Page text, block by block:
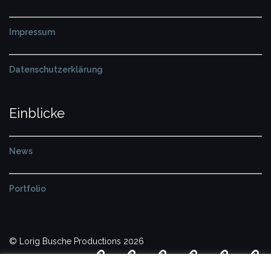
Impressum
Datenschutzerklärung
Einblicke
News
Portfolio
© Lorig Busche Productions 2026
Kreativprojekte
PortfolioProduktion
NewsDas